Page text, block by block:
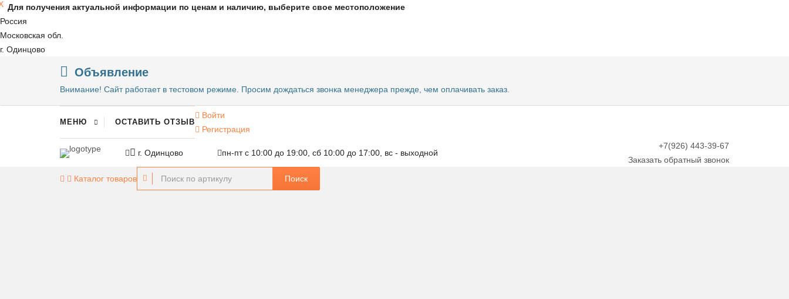
Для получения актуальной информации по ценам и наличию, выберите свое местоположение
Россия
Московская обл.
г. Одинцово
Объявление
Внимание! Сайт работает в тестовом режиме. Просим дождаться звонка менеджера прежде, чем оплачивать заказ.
МЕНЮ ОСТАВИТЬ ОТЗЫВ
Войти
Регистрация
г. Одинцово пн-пт с 10:00 до 19:00, сб 10:00 до 17:00, вс - выходной
+7(926) 443-39-67
Заказать обратный звонок
Каталог товаров Поиск